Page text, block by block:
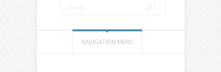
NAVIGATION MENU